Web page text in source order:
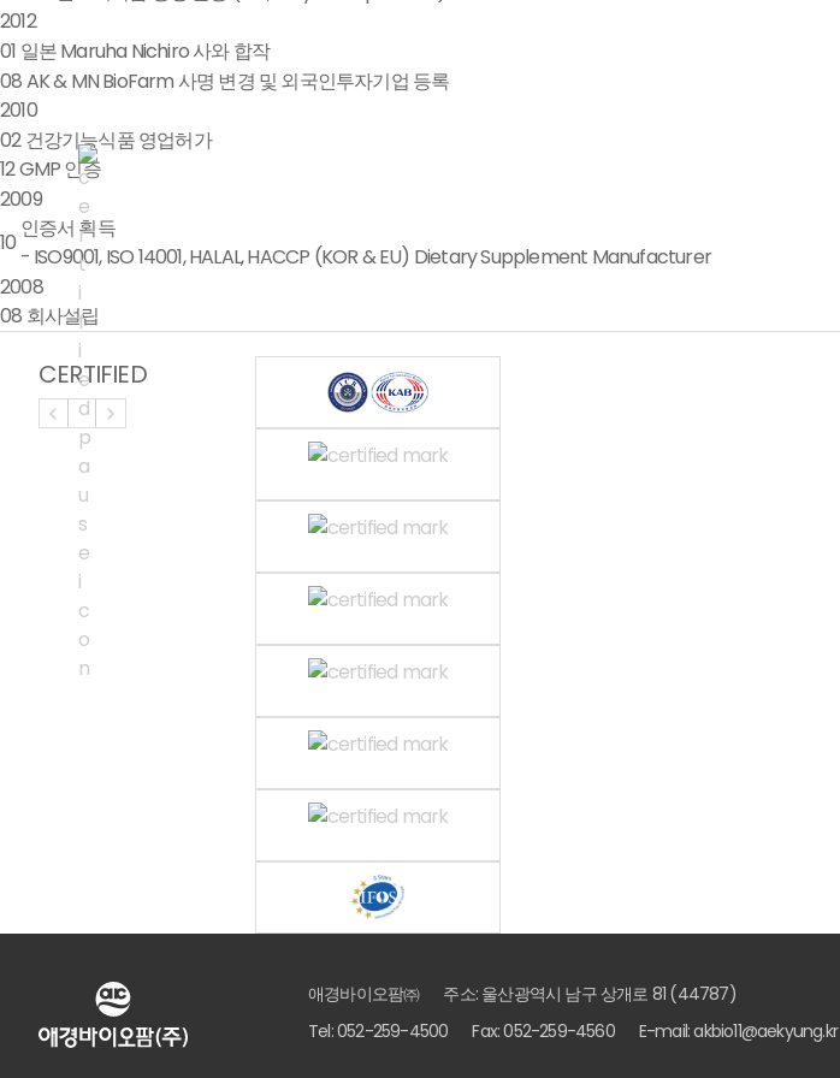
2012
01 일본 Maruha Nichiro 사와 합작
08AK & MN BioFarm 사명 변경 및 외국인투자기업 등록
2010
02건강기능식품 영업허가
12GMP 인증
2009
10
인증서 획득
- ISO9001, ISO 14001, HALAL, HACCP (KOR & EU) Dietary Supplement Manufacturer
2008
08 회사설립
CERTIFIED
애경바이오팜㈜
주소: 울산광역시 남구 상개로 81 (44787)
Tel: 052-259-4500
Fax: 052-259-4560 E-mail: akbio11@aekyung.kr